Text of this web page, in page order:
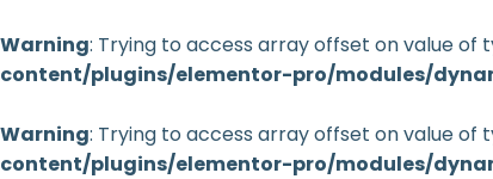
Warning: Trying to access array offset on value of
content/plugins/elementor-pro/modules/
Warning: Trying to access array offset on value of
content/plugins/elementor-pro/modules/